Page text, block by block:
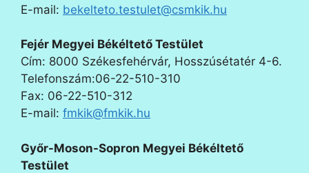
E-mail: bekelteto.testulet@csmkik.hu
Fejér Megyei Békéltető Testület
Cím: 8000 Székesfehérvár, Hosszúsétatér 4-6.
Telefonszám:06-22-510-310
Fax: 06-22-510-312
E-mail: fmkik@fmkik.hu
Győr-Moson-Sopron Megyei Békéltető
Testület